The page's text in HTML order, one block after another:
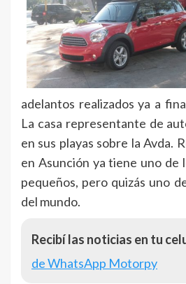
adelantos realizados ya a
La casa representante de
en sus playas sobre la Avda.
en Asunción ya tiene uno de
pequeños, pero quizás uno
del mundo.
Recibí las noticias en tu
de WhatsApp Motorpy